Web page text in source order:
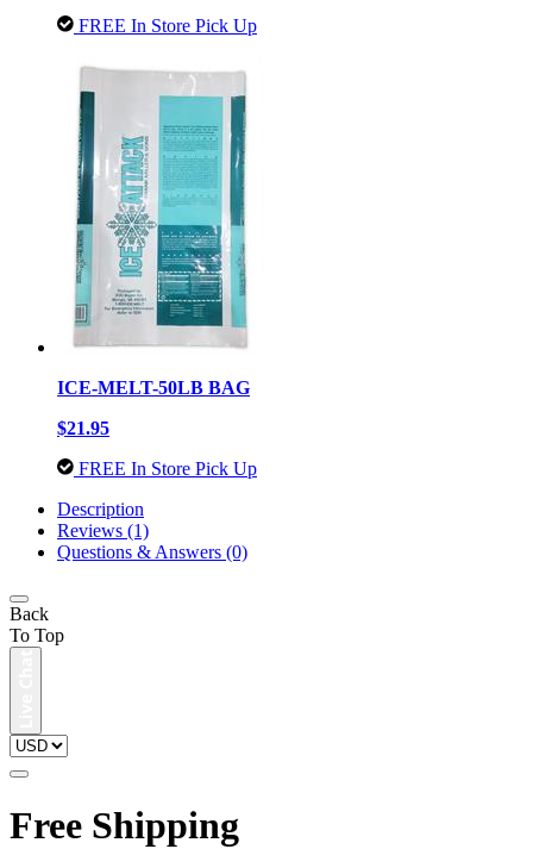
FREE In Store Pick Up
ICE-MELT-50LB BAG
$21.95
FREE In Store Pick Up
Description
Reviews (1)
Questions & Answers (0)
Back
To Top
Free Shipping